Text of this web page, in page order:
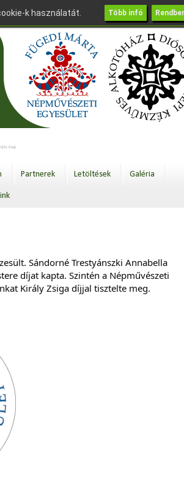
Partnerek Letöltések Galéria
Sándorné Trestyánszki Annabella
díjat kapta. Szintén a Népművészeti
Király Zsiga díjjal tisztelte meg.
k használatát. Több infó